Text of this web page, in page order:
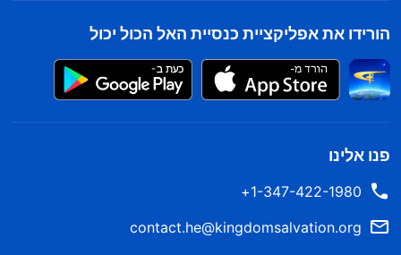
הורידו את אפליקציית כנסיית האל הכול יכול
פנו אלינו
1-347-422-1980+
contact.he@kingdomsalvation.org